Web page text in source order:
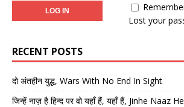
Lost your
RECENT POSTS
दो अंतहीन युद्ध, Wars With No End In Sight
जिन्हें नाज़ है हिन्द पर वो यहाँ हैं, यहाँ हैं, Jinhe Naaz